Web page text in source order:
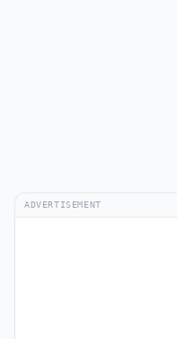
ADVERTISEMENT